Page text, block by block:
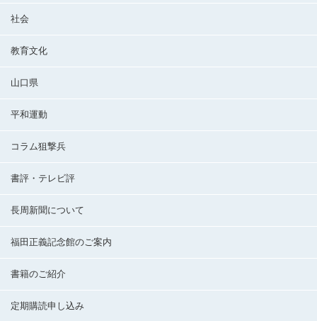
社会
教育文化
山口県
平和運動
コラム狙撃兵
書評・テレビ評
長周新聞について
福田正義記念館のご案内
書籍のご紹介
定期購読申し込み